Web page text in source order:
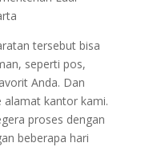
tersebut bisa
seperti pos,
Anda. Dan
alamat kantor kami.
proses dengan
beberapa hari